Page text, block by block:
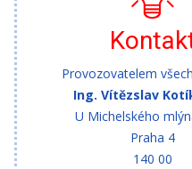
Provozovatelem
Ing. Vítězslav
U Michelského
Praha 4
140 00